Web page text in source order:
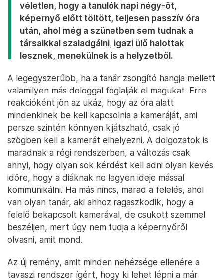
véletlen, hogy a tanulók napi négy-öt,
képernyő előtt töltött, teljesen passzív óra
után, ahol még a szünetben sem tudnak a
társaikkal szaladgálni, igazi ülő halottak
lesznek, menekülnek is a helyzetből.
A legegyszerűbb, ha a tanár zsongító hangja mellett
valamilyen más dologgal foglalják el magukat. Erre
reakcióként jön az ukáz, hogy az óra alatt
mindenkinek be kell kapcsolnia a kameráját, ami
persze szintén könnyen kijátszható, csak jó
szögben kell a kamerát elhelyezni. A dolgozatok is
maradnak a régi rendszerben, a változás csak
annyi, hogy olyan sok kérdést kell adni olyan kevés
időre, hogy a diáknak ne legyen ideje mással
kommunikálni. Ha más nincs, marad a felelés, ahol
van olyan tanár, aki ahhoz ragaszkodik, hogy a
felelő bekapcsolt kamerával, de csukott szemmel
beszéljen, mert úgy nem tudja a képernyőről
olvasni, amit mond.
Az új remény, amit minden nehézsége ellenére a
tavaszi rendszer ígért, hogy ki lehet lépni a már